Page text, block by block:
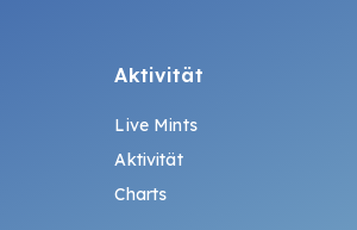
Aktivität
Live Mints
Aktivität
Charts